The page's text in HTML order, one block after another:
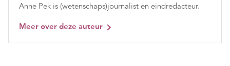
Anne Pek is (wetenschaps)journalist en eindredacteur.
Meer over deze auteur